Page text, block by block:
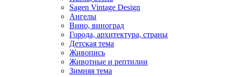
Sagen Vintage Design
Ангелы
Вино, виноград
Города, архитектура, страны
Детская тема
Живопись
Животные и рептилии
Зимняя тема